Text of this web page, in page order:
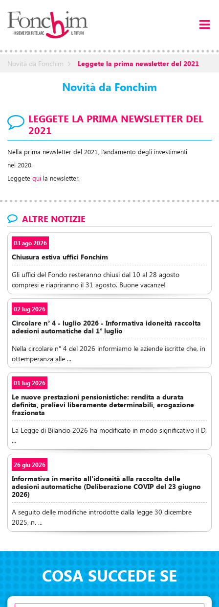
Novità da Fonchim Leggete la prima newsletter del 2021
Novità da Fonchim
LEGGETE LA PRIMA NEWSLETTER DEL
2021
Nella prima newsletter del 2021, l’andamento degli investimenti
nel 2020.
Leggete qui la newsletter.
ALTRE NOTIZIE
03 ago 2026
Chiusura estiva uffici Fonchim
Gli uffici del Fondo resteranno chiusi dal 10 al 28 agosto
compresi e riapriranno il 31 agosto. Buone vacanze!
02 lug 2026
Circolare n° 4 - luglio 2026 - Informativa idoneità raccolta
adesioni automatiche dal 1° luglio
Nella circolare n° 4 del 2026 informiamo le aziende iscritte che, in
ottemperanza alle ...
01 lug 2026
Le nuove prestazioni pensionistiche: rendita a durata
definita, prelievi liberamente determinabili, erogazione
frazionata
La Legge di Bilancio 2026 ha modificato in modo significativo il D.
...
26 giu 2026
Informativa in merito all'idoneità alla raccolta delle
adesioni automatiche (Deliberazione COVIP del 23 giugno
2026)
A seguito delle modifiche introdotte dalla legge 30 dicembre
2025, n. ...
COSA SUCCEDE SE